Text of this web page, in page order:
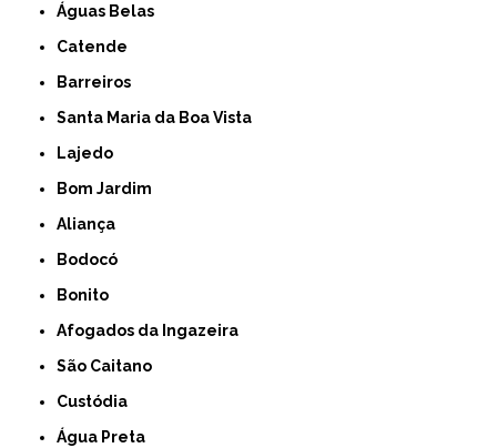
Águas Belas
Catende
Barreiros
Santa Maria da Boa Vista
Lajedo
Bom Jardim
Aliança
Bodocó
Bonito
Afogados da Ingazeira
São Caitano
Custódia
Água Preta